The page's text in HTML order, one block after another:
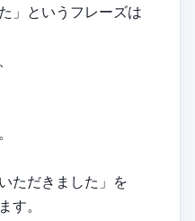
」というフレーズは
ただきました」を
す。